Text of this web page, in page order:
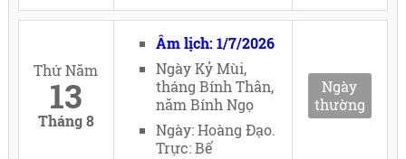
Thứ Năm
13
Tháng 8
Âm lịch: 1/7/2026
Ngày Kỷ Mùi,
tháng Bính Thân,
năm Bính Ngọ
Ngày: Hoàng Đạo.
Trực: Bế
Ngày
thường